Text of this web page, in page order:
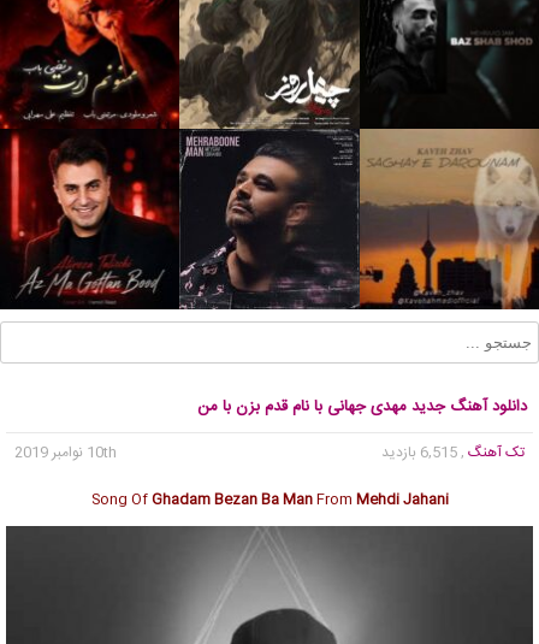
دانلود آهنگ جدید مهدی جهانی با نام قدم بزن با من
تک آهنگ , 6,515 بازدید
10th نوامبر 2019
Song OfGhadam Bezan Ba ManFrom Mehdi Jahani